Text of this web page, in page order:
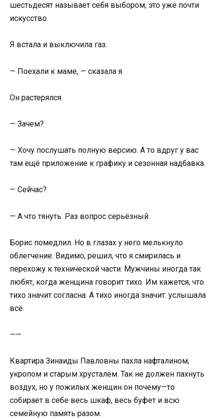
шестьдесят называет себя выбором, это уже почти
искусство.
Я встала и выключила газ.
— Поехали к маме, — сказала я.
Он растерялся.
— Зачем?
— Хочу послушать полную версию. А то вдруг у вас
там ещё приложение к графику и сезонная надбавка.
— Сейчас?
— А что тянуть. Раз вопрос серьёзный.
Борис помедлил. Но в глазах у него мелькнуло
облегчение. Видимо, решил, что я смирилась и
перехожу к технической части. Мужчины иногда так
любят, когда женщина говорит тихо. Им кажется, что
тихо значит согласна. А тихо иногда значит: услышала
всё.
——
Квартира Зинаиды Павловны пахла нафталином,
укропом и старым хрусталём. Так не должен пахнуть
воздух, но у пожилых женщин он почему—то
собирает в себе весь шкаф, весь буфет и всю
семейную память разом.